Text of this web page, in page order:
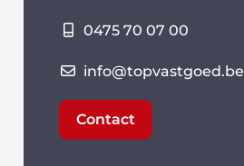
0475 70 07 00
info@topvastgoed.be
Contact